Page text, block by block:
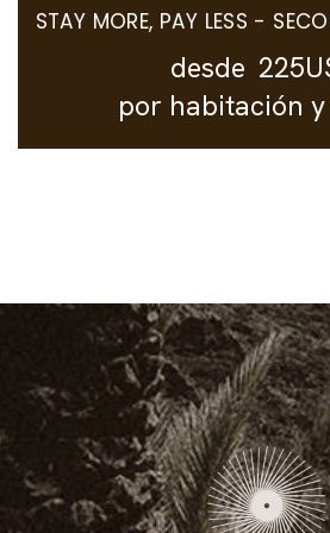
STAY MORE, PAY LESS -
desde
por habitación